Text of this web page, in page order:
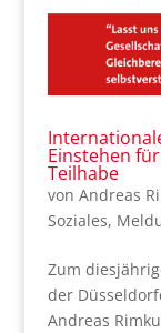
Einstehen
Teilhabe
von Andreas
Soziales,
Zum
der
Andreas